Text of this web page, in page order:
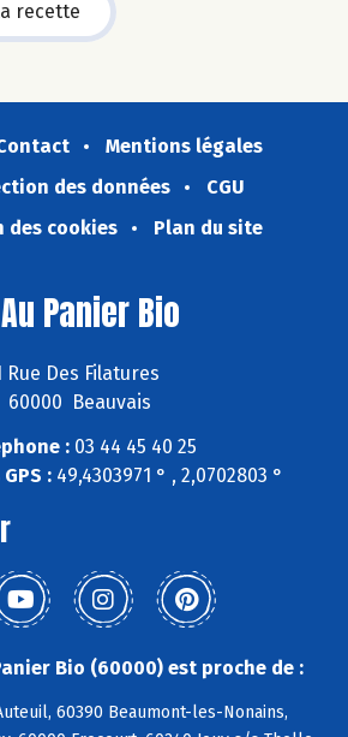
recette
Mentions légales
des données
CGU
des cookies
Plan du site
Au Panier Bio
Rue Des Filatures
60000 Beauvais
:03 44 45 40 25
:49,4303971 ° , 2,0702803 °
Bio (60000) est proche de :
60390 Beaumont-les-Nonains,